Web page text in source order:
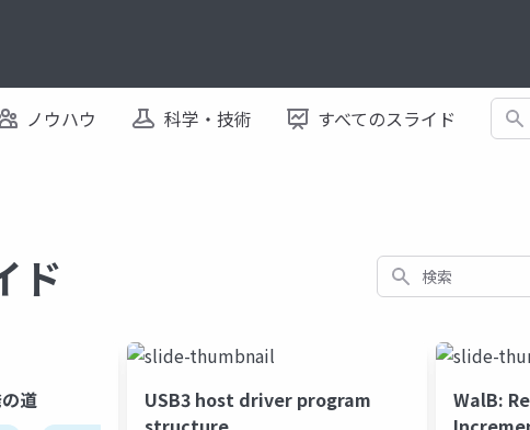
ノウハウ 科学・技術 すべてのスライド 検索
ド 検索
道
USB3 host driver program
WalB: